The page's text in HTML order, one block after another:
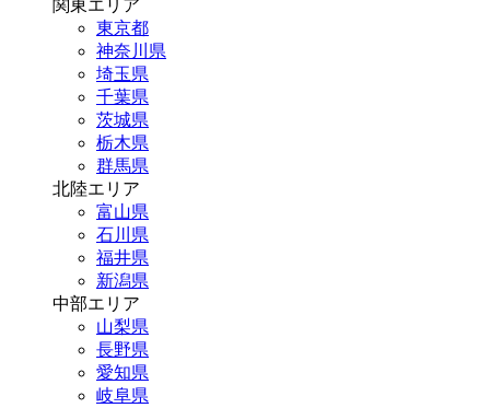
関東エリア
東京都
神奈川県
埼玉県
千葉県
茨城県
栃木県
群馬県
北陸エリア
富山県
石川県
福井県
新潟県
中部エリア
山梨県
長野県
愛知県
岐阜県